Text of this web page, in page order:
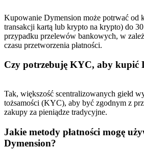
Kupowanie Dymension może potrwać od
transakcji kartą lub krypto na krypto) do
przypadku przelewów bankowych, w
czasu przetworzenia płatności.
Czy potrzebuję KYC, aby kupić
Tak, większość scentralizowanych giełd
tożsamości (KYC), aby być zgodnym z
zakupy za pieniądze tradycyjne.
Jakie metody płatności mogę
Dymension?